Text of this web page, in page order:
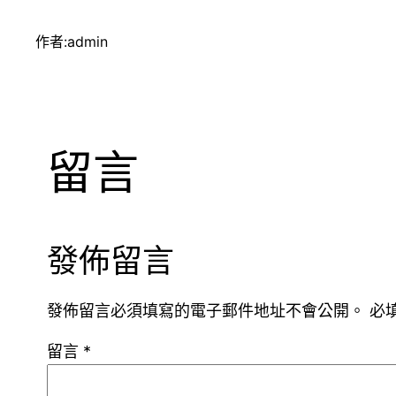
作者:admin
留言
發佈留言
發佈留言必須填寫的電子郵件地址不會公開。 必
留言 *